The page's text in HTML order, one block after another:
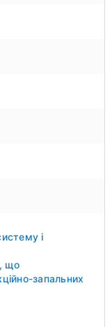
і
що
запальних